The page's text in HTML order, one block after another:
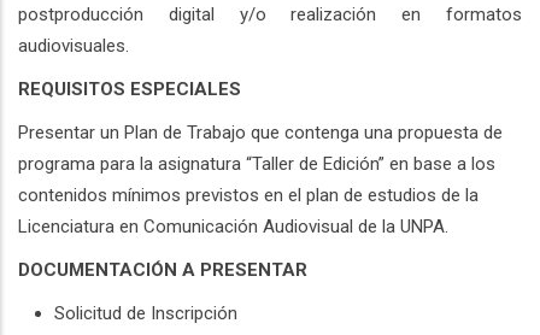
postproducción digital y/o realización en formatos
audiovisuales.
REQUISITOS ESPECIALES
Presentar un Plan de Trabajo que contenga una propuesta de
programa para la asignatura “Taller de Edición” en base a los
contenidos mínimos previstos en el plan de estudios de la
Licenciatura en Comunicación Audiovisual de la UNPA.
DOCUMENTACIÓN A PRESENTAR
Solicitud de Inscripción